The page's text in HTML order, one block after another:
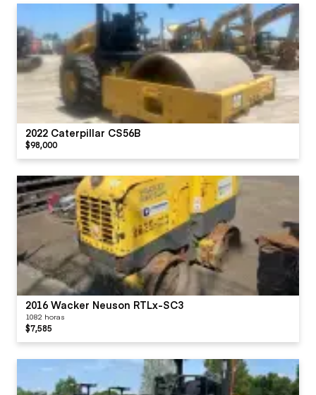
2022 Caterpillar CS56B
$98,000
2016 Wacker Neuson RTLx-SC3
1082 horas
$7,585